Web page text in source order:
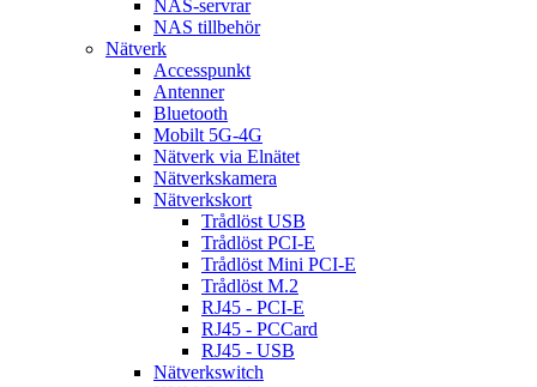
NAS-servrar
NAS tillbehör
Nätverk
Accesspunkt
Antenner
Bluetooth
Mobilt 5G-4G
Nätverk via Elnätet
Nätverkskamera
Nätverkskort
Trådlöst USB
Trådlöst PCI-E
Trådlöst Mini PCI-E
Trådlöst M.2
RJ45 - PCI-E
RJ45 - PCCard
RJ45 - USB
Nätverkswitch